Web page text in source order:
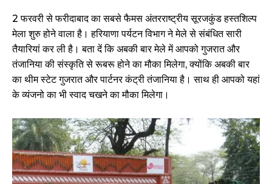
2 फरवरी से फरीदाबाद का सबसे फैमस अंतरराष्ट्रीय सूरजकुंड हस्तशिल्प
मेला शुरु होने वाला है। हरियाणा पर्यटन विभाग ने मेले से संबंधित सारी
तैयारियां कर ली है। बता दें कि अबकी बार मेले में आपको गुजरात और
तंजानिया की संस्कृति से रूबरू होने का मौका मिलेगा, क्योंकि अबकी बार
का थीम स्टेट गुजरात और पार्टनर कंट्री तंजानिया है। साथ ही आपको यहां
के व्यंजनो का भी स्वाद चखने का मौका मिलेगा।